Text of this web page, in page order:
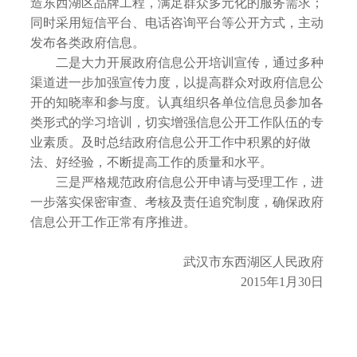
同时采用短信平台、电话咨询平台等公开方式，主动
发布各类政府信息。
二是大力开展政府信息公开培训宣传，通过多种
渠道进一步加强宣传力度，以提高群众对政府信息公
开的知晓率和参与度。认真组织各单位信息员参加各
类形式的学习培训，切实增强信息公开工作队伍的专
业素质。及时总结政府信息公开工作中积累的好做
法、好经验，不断提高工作的质量和水平。
三是严格规范政府信息公开申请与受理工作，进
一步落实保密审查、考核及责任追究制度，确保政府
信息公开工作正常有序推进。
武汉市东西湖区人民政府
2015年1月30日